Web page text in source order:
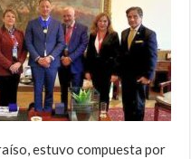
estuvo compuesta por